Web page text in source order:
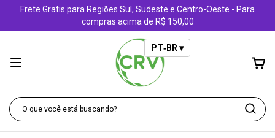
Frete Gratis para Regiões Sul, Sudeste e Centro-Oeste - Para
compras acima de R$ 150,00
PT‑BR ▾